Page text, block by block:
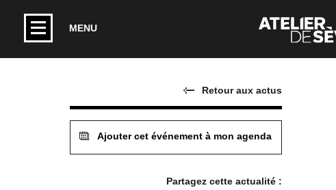
MENU
Retour aux actus
Ajouter cet événement à mon agenda
Partagez cette actualité :